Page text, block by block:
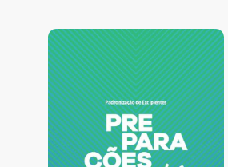
Pressione enter para Pesquisar